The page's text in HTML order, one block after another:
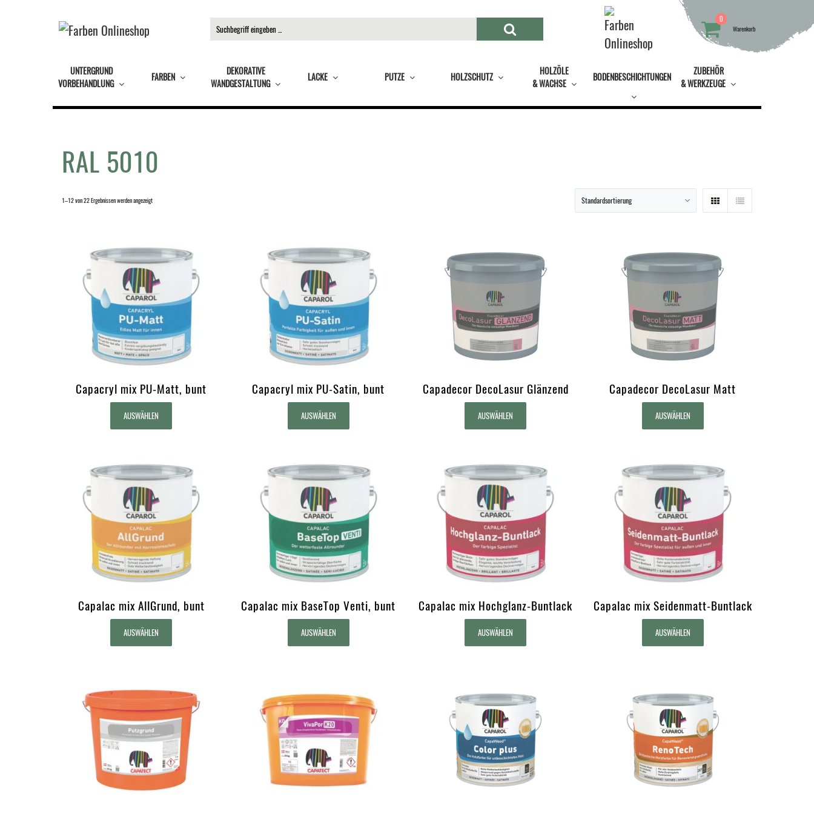
0
Warenkorb
UNTERGRUND
VORBEHANDLUNG
FARBEN
DEKORATIVE
WANDGESTALTUNG
LACKE PUTZE HOLZSCHUTZ
HOLZÖLE
& WACHSE
BODENBESCHICHTUNGEN
ZUBEHÖR
& WERKZEUGE
RAL 5010
1–12 von 22 Ergebnissen werden angezeigt
Capacryl mix PU-Matt, bunt
AUSWÄHLEN
Capacryl mix PU-Satin, bunt
AUSWÄHLEN
Capadecor DecoLasur Glänzend
AUSWÄHLEN
Capadecor DecoLasur Matt
AUSWÄHLEN
Capalac mix AllGrund, bunt
AUSWÄHLEN
Capalac mix BaseTop Venti, bunt
AUSWÄHLEN
Capalac mix Hochglanz-Buntlack
AUSWÄHLEN
Capalac mix Seidenmatt-Buntlack
AUSWÄHLEN